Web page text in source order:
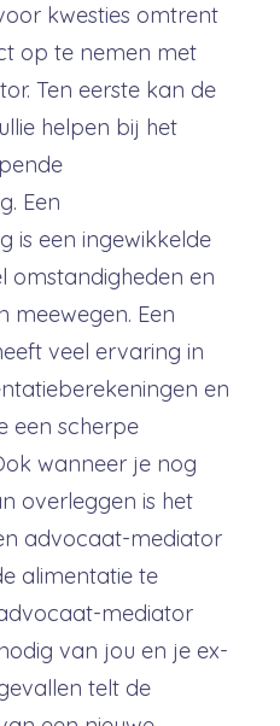
kwesties omtrent
op te nemen met
Ten eerste kan de
helpen bij het
Een
is een ingewikkelde
omstandigheden en
meewegen. Een
veel ervaring in
en
een scherpe
wanneer je nog
overleggen is het
advocaat-mediator
alimentatie te
mediator
van jou en je ex-
telt de